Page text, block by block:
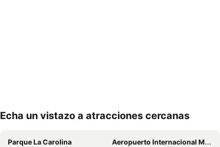
Echa un vistazo a atracciones cercanas
Parque La Carolina
Aeropuerto Internacional Mariscal Sucre